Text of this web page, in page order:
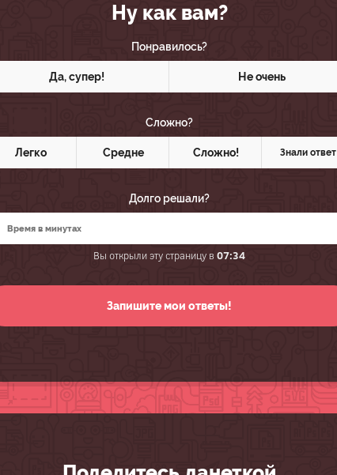
Ну как вам?
Понравилось?
Да, супер! Не очень
Сложно?
Легко Средне Сложно! Знали ответ
Долго решали?
Вы открыли эту страницу в 07:34